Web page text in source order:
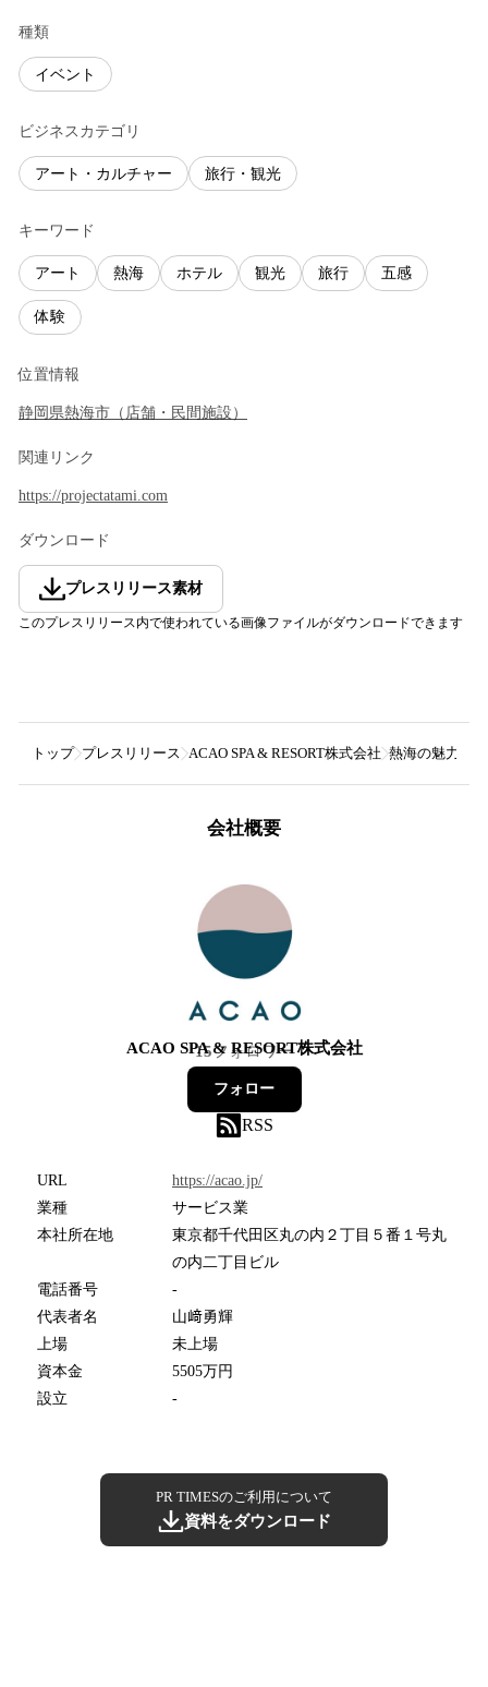
種類
イベント
ビジネスカテゴリ
アート・カルチャー 旅行・観光
キーワード
アート 熱海 ホテル 観光 旅行 五感
体験
位置情報
静岡県熱海市 （ 店舗・民間施設 ）
関連リンク
https://projectatami.com
ダウンロード
プレスリリース素材
このプレスリリース内で使われている画像ファイルがダウンロードできます
トップ プレスリリース ACAO SPA & RESORT株式会社 熱海の魅力を
会社概要
ACAO SPA & RESORT株式会社
15フォロワー
フォロー
RSS
URL
https://acao.jp/
業種
サービス業
本社所在地
東京都千代田区丸の内２丁目５番１号丸
の内二丁目ビル
電話番号
-
代表者名
山﨑勇輝
上場
未上場
資本金
5505万円
設立
-
PR TIMESのご利用について
資料をダウンロード